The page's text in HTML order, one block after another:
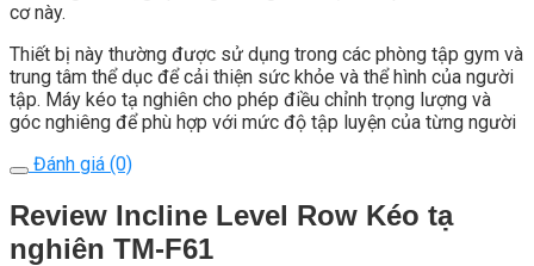
cơ này.
Thiết bị này thường được sử dụng trong các phòng tập gym và
trung tâm thể dục để cải thiện sức khỏe và thể hình của người
tập. Máy kéo tạ nghiên cho phép điều chỉnh trọng lượng và
góc nghiêng để phù hợp với mức độ tập luyện của từng người
Đánh giá (0)
Review Incline Level Row Kéo tạ
nghiên TM-F61